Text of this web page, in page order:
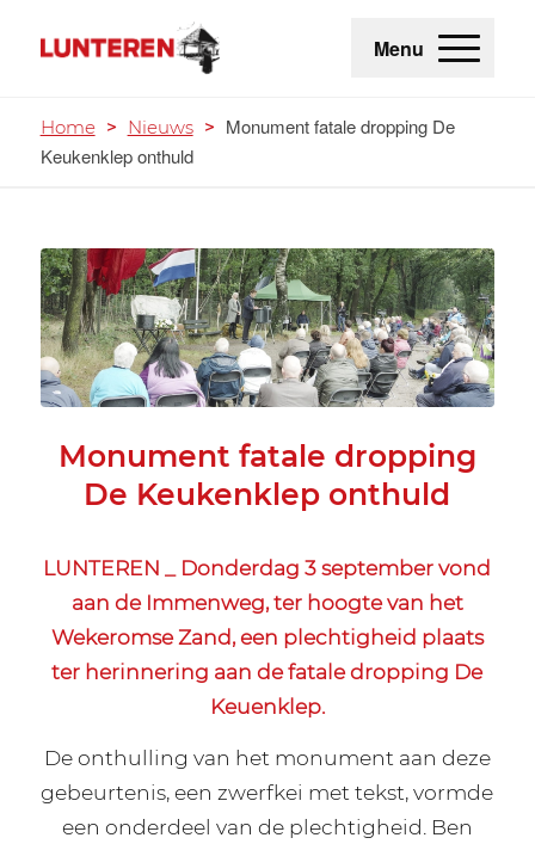
Menu
Home > Nieuws > Monument fatale dropping De
Keukenklep onthuld
Monument fatale dropping
De Keukenklep onthuld
LUNTEREN _ Donderdag 3 september vond
aan de Immenweg, ter hoogte van het
Wekeromse Zand, een plechtigheid plaats
ter herinnering aan de fatale dropping De
Keuenklep.
De onthulling van het monument aan deze
gebeurtenis, een zwerfkei met tekst, vormde
een onderdeel van de plechtigheid. Ben